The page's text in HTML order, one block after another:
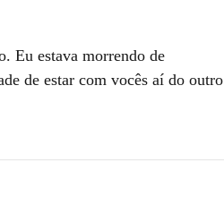
Eu estava morrendo de
de estar com vocês aí do outro